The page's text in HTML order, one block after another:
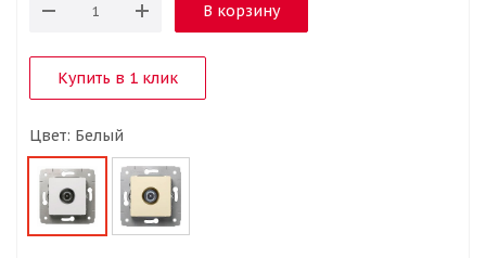
В корзину
Купить в 1 клик
Цвет: Белый